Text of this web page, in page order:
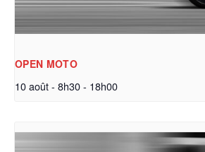
OPEN MOTO
10 août - 8h30- 18h00